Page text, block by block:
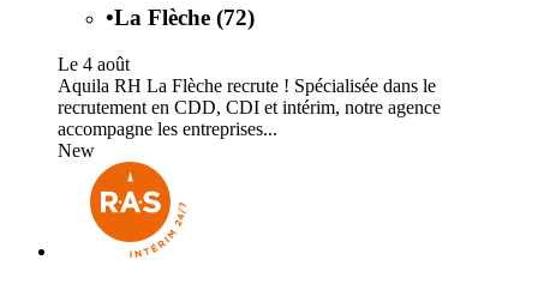
•La Flèche (72)
Le 4 août
Aquila RH La Flèche recrute ! Spécialisée dans le
recrutement en CDD, CDI et intérim, notre agence
accompagne les entreprises...
New